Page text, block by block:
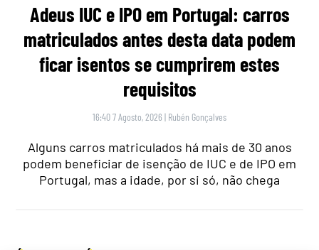
Adeus IUC e IPO em Portugal: carros
matriculados antes desta data podem
ficar isentos se cumprirem estes
requisitos
16:40 7 Agosto, 2026 | Rubén Gonçalves
Alguns carros matriculados há mais de 30 anos
podem beneficiar de isenção de IUC e de IPO em
Portugal, mas a idade, por si só, não chega